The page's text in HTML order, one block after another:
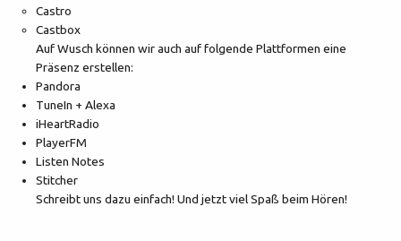
Castro
Castbox
Auf Wusch können wir auch auf folgende Plattformen eine
Präsenz erstellen:
Pandora
TuneIn + Alexa
iHeartRadio
PlayerFM
Listen Notes
Stitcher
Schreibt uns dazu einfach! Und jetzt viel Spaß beim Hören!